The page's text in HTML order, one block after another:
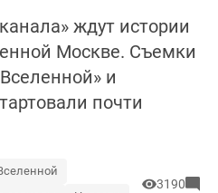
ждут истории
Москве. Съемки
и
почти
3190